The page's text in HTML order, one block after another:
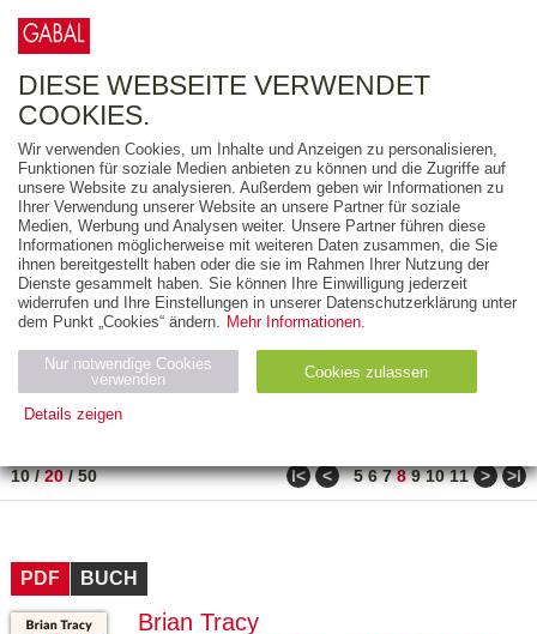
FREITEXT
AUSGABEART
AUS DER REIHE
ZUM THEMA
Neuerscheinung
Bestseller
PREIS
10/20/50 ǀ< < 5 6 7 8 9 10 11 > >ǀ
PDF BUCH
Brian Tracy
DIESE WEBSEITE VERWENDET
COOKIES.
Wir verwenden Cookies, um Inhalte und Anzeigen zu personalisieren,
Funktionen für soziale Medien anbieten zu können und die Zugriffe auf
unsere Website zu analysieren. Außerdem geben wir Informationen zu
Ihrer Verwendung unserer Website an unsere Partner für soziale
Medien, Werbung und Analysen weiter. Unsere Partner führen diese
Informationen möglicherweise mit weiteren Daten zusammen, die Sie
ihnen bereitgestellt haben oder die sie im Rahmen Ihrer Nutzung der
Dienste gesammelt haben. Sie können Ihre Einwilligung jederzeit
widerrufen und Ihre Einstellungen in unserer Datenschutzerklärung unter
dem Punkt „Cookies“ ändern. Mehr Informationen.
Nur notwendige Cookies
verwenden
Cookies zulassen
Details zeigen
Name Zweck
Ty
ESSION
_ID
verlag.
de
GV_CO
gabal-
Speichert den Zustimmungsstatus des